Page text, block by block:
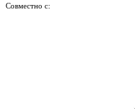
Совместно с: